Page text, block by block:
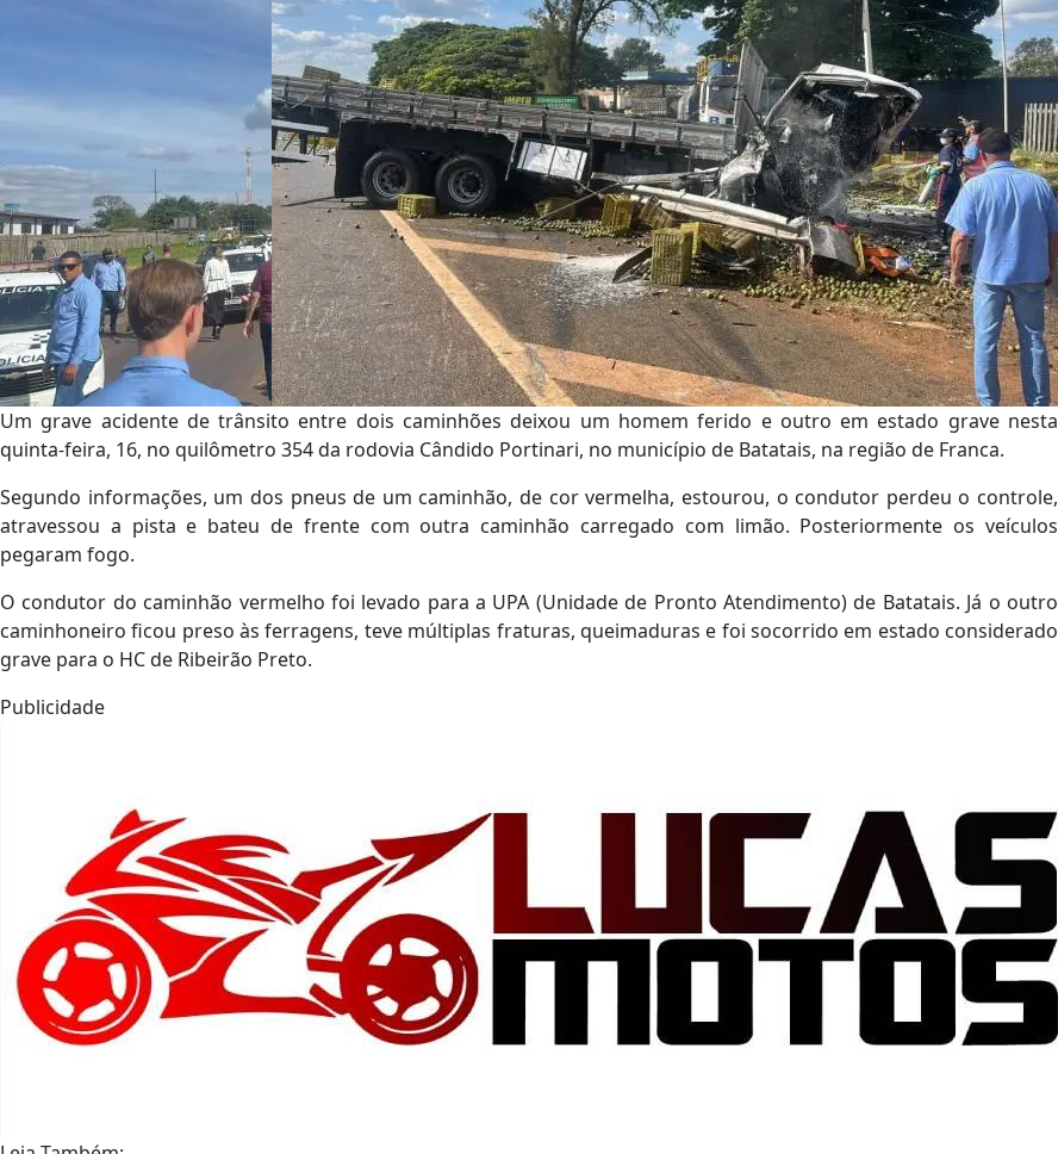
Um grave acidente de trânsito entre dois caminhões deixou um homem ferido e outro em estado grave nesta
quinta-feira, 16, no quilômetro 354 da rodovia Cândido Portinari, no município de Batatais, na região de Franca.
Segundo informações, um dos pneus de um caminhão, de cor vermelha, estourou, o condutor perdeu o controle,
atravessou a pista e bateu de frente com outra caminhão carregado com limão. Posteriormente os veículos
pegaram fogo.
O condutor do caminhão vermelho foi levado para a UPA (Unidade de Pronto Atendimento) de Batatais. Já o outro
caminhoneiro ficou preso às ferragens, teve múltiplas fraturas, queimaduras e foi socorrido em estado considerado
grave para o HC de Ribeirão Preto.
Publicidade